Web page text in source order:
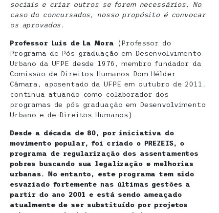
sociais e criar outros se forem necessários. No
caso do concursados, nosso propósito é convocar
os aprovados.
Professor Luis de La Mora (Professor do
Programa de Pós graduação em Desenvolvimento
Urbano da UFPE desde 1976, membro fundador da
Comissão de Direitos Humanos Dom Hélder
Câmara, aposentado da UFPE em outubro de 2011,
continua atuando como colaborador dos
programas de pós graduação em Desenvolvimento
Urbano e de Direitos Humanos).
Desde a década de 80, por iniciativa do
movimento popular, foi criado o PREZEIS, o
programa de regularização dos assentamentos
pobres buscando sua legalização e melhorias
urbanas. No entanto, este programa tem sido
esvaziado fortemente nas últimas gestões a
partir do ano 2001 e está sendo ameaçado
atualmente de ser substituído por projetos